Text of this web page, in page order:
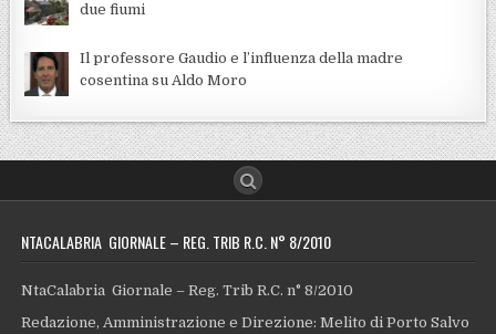
due fiumi
Il professore Gaudio e l’influenza della madre
cosentina su Aldo Moro
NTACALABRIA GIORNALE – REG. TRIB R.C. N° 8/2010
NtaCalabria Giornale – Reg. Trib R.C. n° 8/2010
Redazione, Amministrazione e Direzione: Melito di Porto Salvo